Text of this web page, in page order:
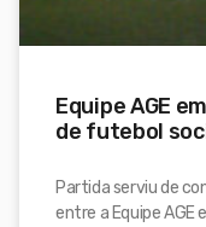
Equipe AGE
de futebol
Partida serviu de
entre a Equipe AGE